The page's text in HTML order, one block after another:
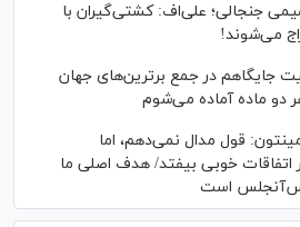
جنجالی؛ علی‌اف: کشتی‌گیران با
می‌شوند!
جایگاهم در جمع برترین‌های جهان
دو ماده آماده می‌شوم
قول مدال نمی‌دهم، اما
اتفاقات خوبی بیفتد/ هدف اصلی ما
است